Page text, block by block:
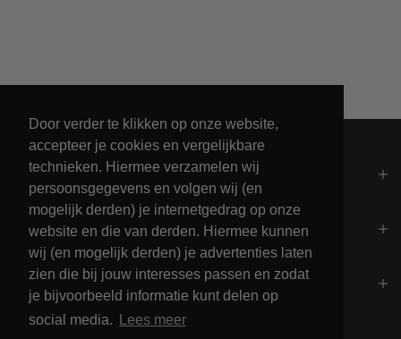
Door verder te klikken op onze website,
accepteer je cookies en vergelijkbare
technieken. Hiermee verzamelen wij
persoonsgegevens en volgen wij (en
mogelijk derden) je internetgedrag op onze
website en die van derden. Hiermee kunnen
wij (en mogelijk derden) je advertenties laten
zien die bij jouw interesses passen en zodat
je bijvoorbeeld informatie kunt delen op
social media.
Lees meer
Algemeen
Contact
Openingstijden